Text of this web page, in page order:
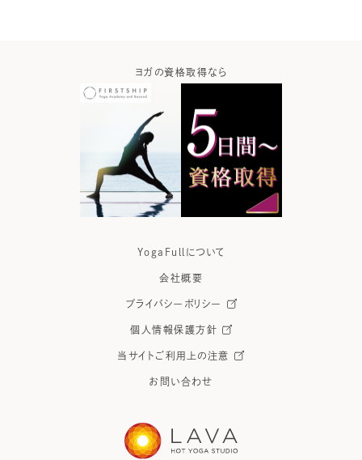
ヨガの資格取得なら
YogaFullについて
会社概要
プライバシーポリシー
個人情報保護方針
当サイトご利用上の注意
お問い合わせ